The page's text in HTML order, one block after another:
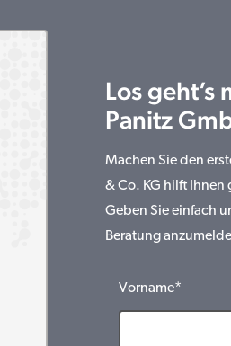
Los
Panitz
Machen Sie den
& Co. KG hilft Ihnen
Geben Sie einfach
Beratung
Vorname*